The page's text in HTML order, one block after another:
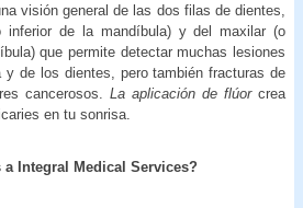
visión general de las dos filas de dientes,
inferior de la mandíbula) y del maxilar (o
que permite detectar muchas lesiones
y de los dientes, pero también fracturas de
cancerosos. La aplicación de flúor crea
en tu sonrisa.
Integral Medical Services?